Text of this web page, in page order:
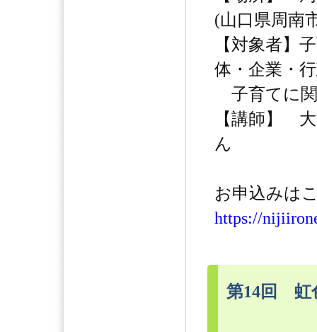
(山口県周南
【対象者】
体・企業・
子育てに
【講師】
ん
お申込みは
https://
第14回 虹